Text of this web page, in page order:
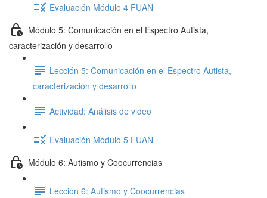
Evaluación Módulo 4 FUAN
Módulo 5: Comunicación en el Espectro Autista,
caracterización y desarrollo
Lección 5: Comunicación en el Espectro Autista,
caracterización y desarrollo
Actividad: Análisis de video
Evaluación Módulo 5 FUAN
Módulo 6: Autismo y Coocurrencias
Lección 6: Autismo y Coocurrencias